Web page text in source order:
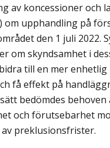
av koncessioner och
om upphandling på
den 1 juli 2022.
om skyndsamhet i
till en mer
få effekt på
bedömdes behoven
och förutsebarhet
preklusionsfrister.